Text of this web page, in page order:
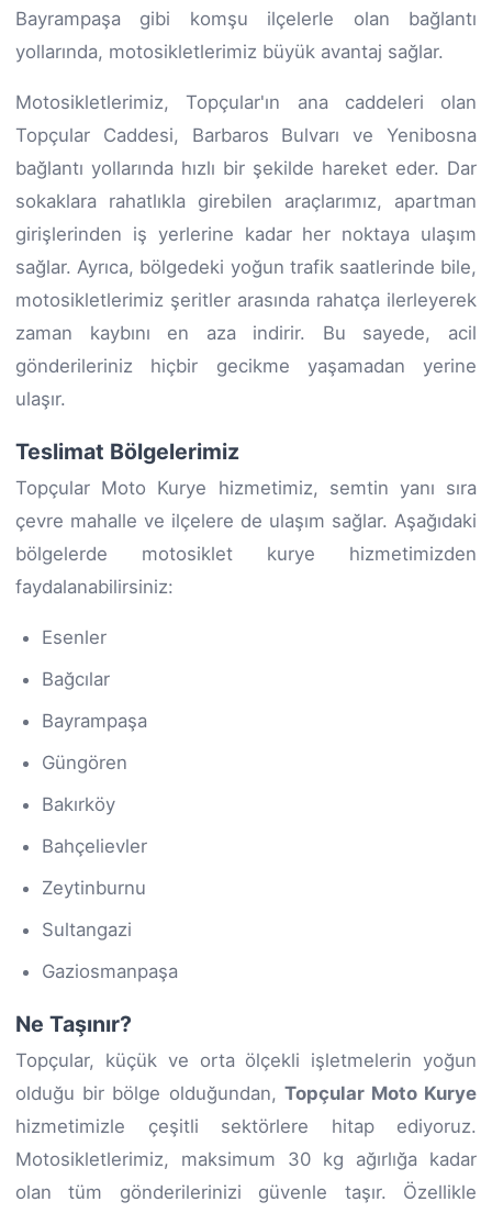
Bayrampaşa gibi komşu ilçelerle olan bağlantı
yollarında, motosikletlerimiz büyük avantaj sağlar.
Motosikletlerimiz, Topçular'ın ana caddeleri olan
Topçular Caddesi, Barbaros Bulvarı ve Yenibosna
bağlantı yollarında hızlı bir şekilde hareket eder. Dar
sokaklara rahatlıkla girebilen araçlarımız, apartman
girişlerinden iş yerlerine kadar her noktaya ulaşım
sağlar. Ayrıca, bölgedeki yoğun trafik saatlerinde bile,
motosikletlerimiz şeritler arasında rahatça ilerleyerek
zaman kaybını en aza indirir. Bu sayede, acil
gönderileriniz hiçbir gecikme yaşamadan yerine
ulaşır.
Teslimat Bölgelerimiz
Topçular Moto Kurye hizmetimiz, semtin yanı sıra
çevre mahalle ve ilçelere de ulaşım sağlar. Aşağıdaki
bölgelerde motosiklet kurye hizmetimizden
faydalanabilirsiniz:
Esenler
Bağcılar
Bayrampaşa
Güngören
Bakırköy
Bahçelievler
Zeytinburnu
Sultangazi
Gaziosmanpaşa
Ne Taşınır?
Topçular, küçük ve orta ölçekli işletmelerin yoğun
olduğu bir bölge olduğundan, Topçular Moto Kurye
hizmetimizle çeşitli sektörlere hitap ediyoruz.
Motosikletlerimiz, maksimum 30 kg ağırlığa kadar
olan tüm gönderilerinizi güvenle taşır. Özellikle